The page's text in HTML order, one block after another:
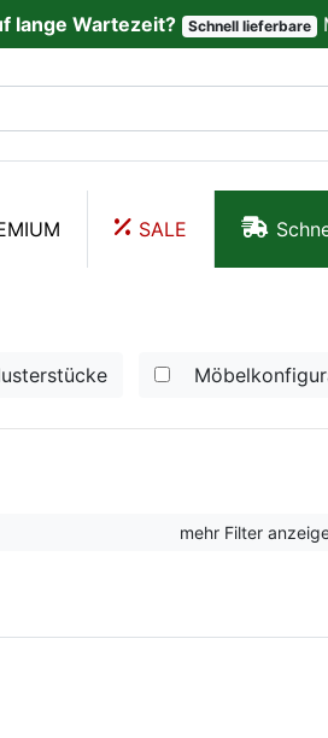
lange Wartezeit? Schnell lieferbare
SALE
mehr Filter